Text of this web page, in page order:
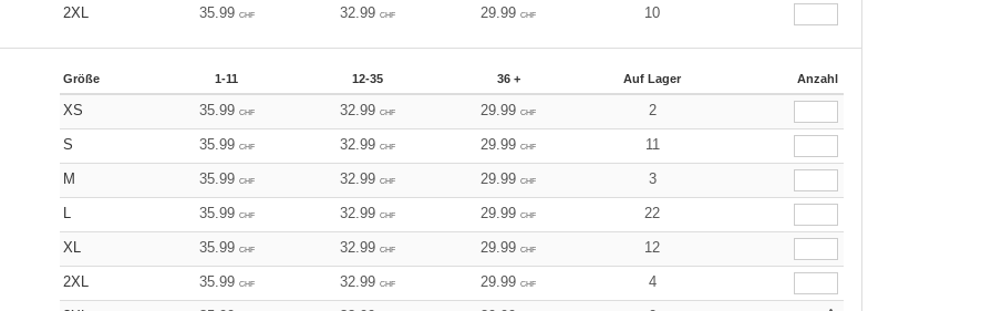
2XL
35.99 CHF 32.99 CHF 29.99CHF 10
Größe 1-11 12-35 36 + Auf Lager Anzahl
XS 35.99 CHF 32.99 CHF 29.99CHF 2
S 35.99 CHF 32.99 CHF 29.99CHF 11
M 35.99 CHF 32.99 CHF 29.99CHF 3
L 35.99 CHF 32.99 CHF 29.99CHF 22
XL 35.99 CHF 32.99 CHF 29.99CHF 12
2XL 35.99 CHF 32.99 CHF 29.99CHF 4